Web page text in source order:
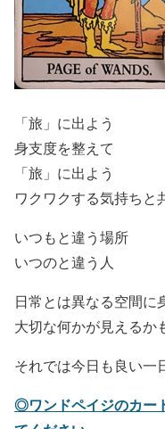
「旅」に出よう
身支度を整えて
「旅」に出よう
ワクワクする気持ちと
いつもと違う場所
いつのと違う人
日常とは異なる空間に
大切な何かが見えるか
それでは今日も良い一
◎ワンドペイジのカー